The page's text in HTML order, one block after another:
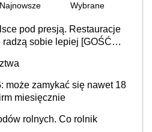
Najnowsze Wybrane
pod presją. Restauracje
radzą sobie lepiej [GOŚĆ
może zamykać się nawet 18
miesięcznie
rolnych. Co rolnik